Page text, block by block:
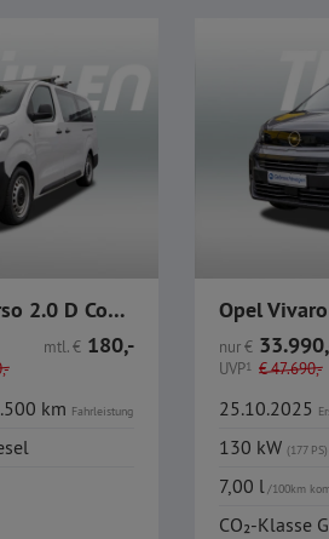
Toyota Proace Verso 2.0 D Comfort L2 Navi AHK BT USB
mtl.€ 180,-
km Fahrleistung
nur€
UVP1 €47.690,-
25.10.2025
130 kW (177 PS)
7,00 l/100km
CO₂-Klasse G